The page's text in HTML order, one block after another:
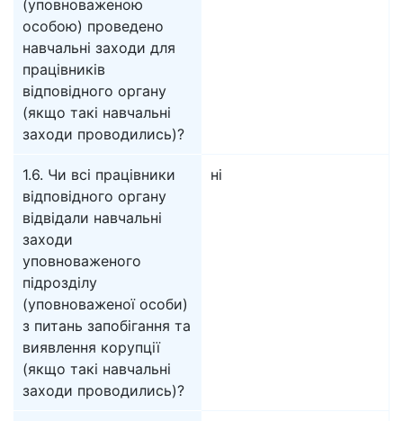
(уповноваженою
особою) проведено
навчальні заходи для
працівників
відповідного органу
(якщо такі навчальні
заходи проводились)?
1.6. Чи всі працівники
відповідного органу
відвідали навчальні
заходи
уповноваженого
підрозділу
(уповноваженої особи)
з питань запобігання та
виявлення корупції
(якщо такі навчальні
заходи проводились)?
ні